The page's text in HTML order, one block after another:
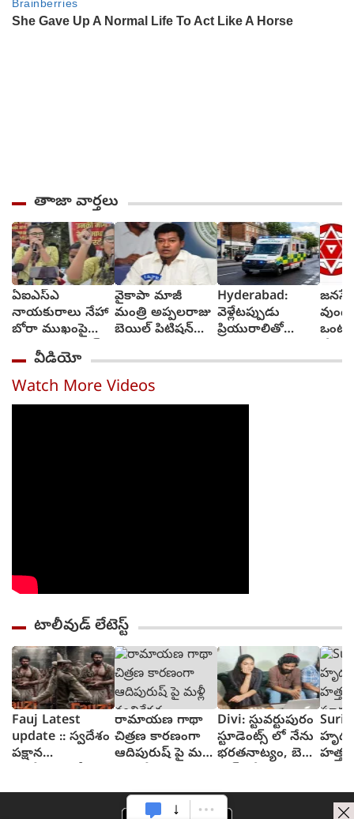
తాాజా వార్తలు
ఏఐఎస్ఎ
నాయకురాలు నేహా
బోరా ముఖంపై
సిరా, ఇది జంతర్
మంతర్ కాదంటూ...
వైకాపా మాజీ
మంత్రి అప్పలరాజు
బెయిల్ పిటిషన్‌
Hyderabad:
వెళ్లేటప్పుడు
ప్రియురాలితో
వచ్చేటప్పుడు
చీఫ్
వీడియో
Watch More Videos
టాలీవుడ్ లేటెస్ట్
Fauj Latest
update :: స్వదేశం
పక్షాన
రామాయణ గాథా
చిత్రణ కారణంగా
ఆదిపురుష్ పై మళ్లీ
Divi: స్టువర్టుపురం
స్టూడెంట్స్ లో నేను
భరతనాట్యం, బెల్లి
ట్రైలర్